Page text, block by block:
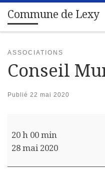
Passer au contenu
Commune de Lexy
ASSOCIATIONS
Conseil
Publié 22 mai 2020
20 h 00 min
28 mai 2020